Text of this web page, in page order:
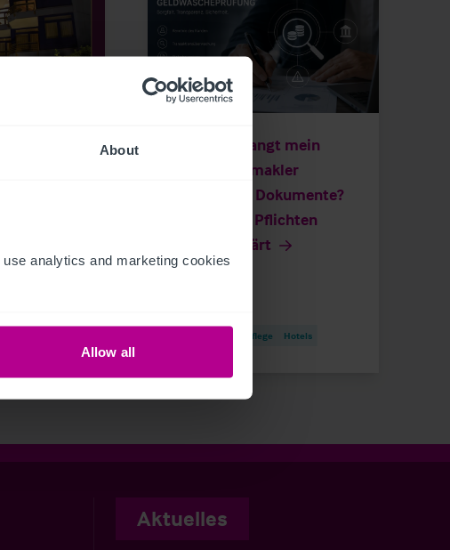
About
analytics and marketing cookies
Allow all
Warum verlangt mein
Immobilienmakler
persönliche Dokumente?
Gesetzliche Pflichten
einfach erklärt
Pflege Hotels
Aktuelles